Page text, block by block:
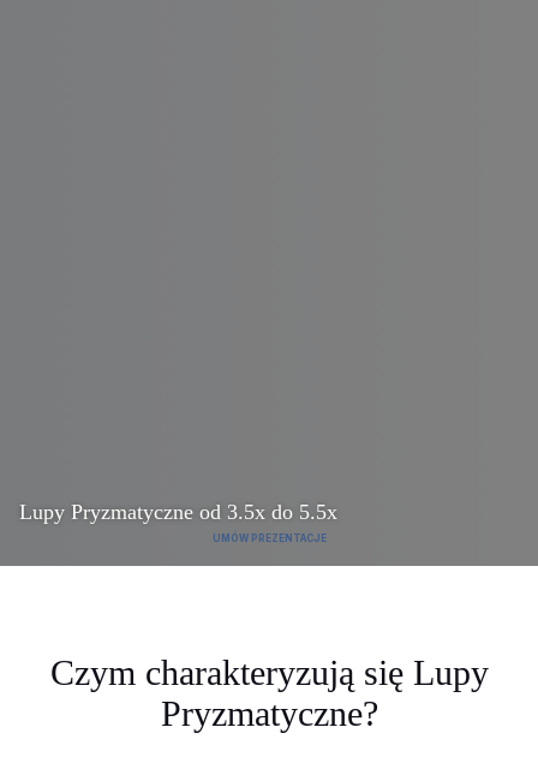
Lupy Pryzmatyczne od 3.5x do 5.5x
UMÓW PREZENTACJE
Czym charakteryzują się Lupy
Pryzmatyczne?